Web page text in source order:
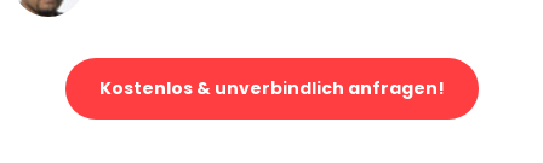
Kostenlos & unverbindlich anfragen!